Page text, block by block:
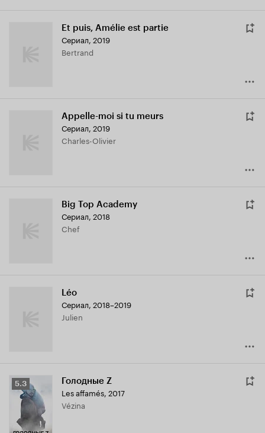
Et puis, Amélie est partie
Сериал, 2019
Bertrand
Appelle-moi si tu meurs
Сериал, 2019
Charles-Olivier
Big Top Academy
Сериал, 2018
Chef
Léo
Сериал, 2018–2019
Julien
Рейтинг
Кинопоиска
5.3
5.3 Голодные Z
Les affamés, 2017
Vézina